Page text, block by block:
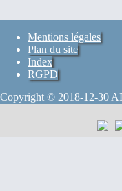
Mentions légales
Plan du site
Index
RGPD
Copyright © 2018-12-30